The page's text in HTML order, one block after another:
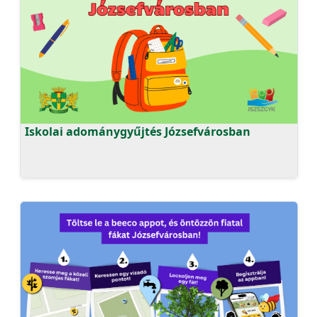
Iskolai adománygyűjtés Józsefvárosban